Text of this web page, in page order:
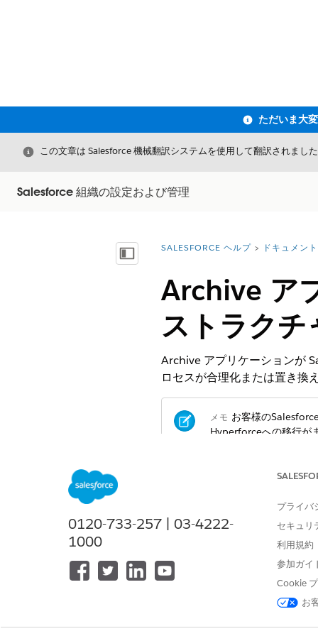
閉じる
この文章は Salesforce 機械翻訳システムを使用して翻訳されまし
Salesforce 組織の設定および管理
目次を表示詳細情報:
SALESFORCE ヘルプ ドキュメント
Archive ア
ストラクチ
Archive アプリケーションが
ロセスが合理化または置き換
メモ お客様の
Hyperforceへの移行が
Archive Hyperforceオンボー
Archive on Hyperforceのオ
認証ユーザー設定
[認証済みユーザー] セクション
項目レベルセキュリティ (FLS)
0120-733-257 | 03-4222-
1000
プライバ
セキュリ
利用規約
参加ガイ
Cookie
お